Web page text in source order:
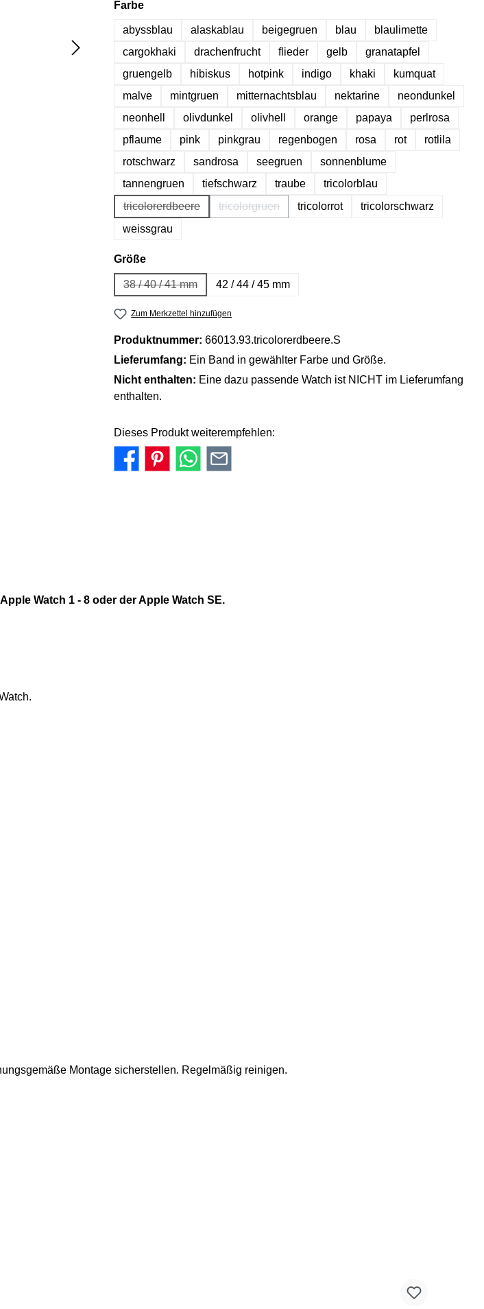
Farbeauswählen
abyssblau alaskablau beigegruen blau
blaulimette
cargokhaki
drachenfrucht flieder gelb
granatapfel
gruengelb
hibiskus hotpink indigo khaki
kumquat
malve
mintgruen mitternachtsblau nektarine
neondunkel
neonhell
olivdunkel olivhell orange papaya
perlrosa
pflaume
pink pinkgrau regenbogen rosa rot
rotlila
rotschwarz
sandrosa seegruen
sonnenblume
tannengruen
tiefschwarz traube
tricolorblau
tricolorerdbeere
(Diese Option ist zurzeit nicht verfügbar.)
tricolorgruen
(Diese Option ist zurzeit nicht verfügbar.)
tricolorrot
tricolorschwarz
weissgrau
Größeauswählen
38 / 40 / 41 mm
(Diese Option ist zurzeit nicht verfügbar.)
42 / 44 / 45 mm
Zum Merkzettel hinzufügen
Produktnummer: 66013.93.tricolorerdbeere.S
Lieferumfang: Ein Band in gewählter Farbe und Größe.
Nicht enthalten: Eine dazu passende Watch ist NICHT im Lieferumfang
enthalten.
Dieses Produkt weiterempfehlen:
Watch 1 - 8 oder der Apple Watch SE.
Montage sicherstellen. Regelmäßig reinigen.